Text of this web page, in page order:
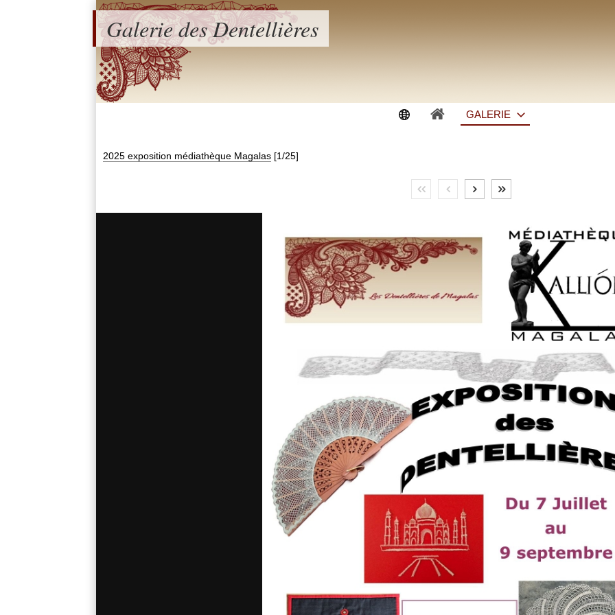
Galerie des Dentellières
GALERIE
2025 exposition médiathèque Magalas [1/25]